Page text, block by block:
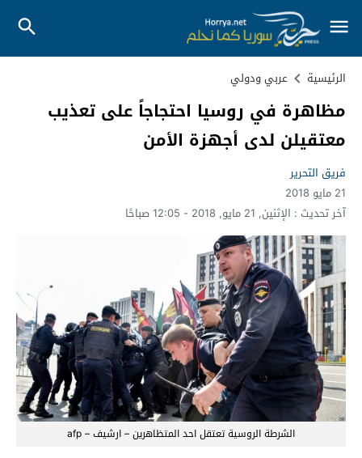
الرئيسية عربي ودولي
مظاهرة في روسيا احتجاجاً على تعذيب
معتقيلن لدى أجهزة الأمن
فريق التحرير
21 مايو 2018
آخر تحديث : الإثنين, 21 مايو, 2018 - 12:05 صباحًا
الشرطة الروسية تعتقل احد المتظاهرين – ارشيف – afp